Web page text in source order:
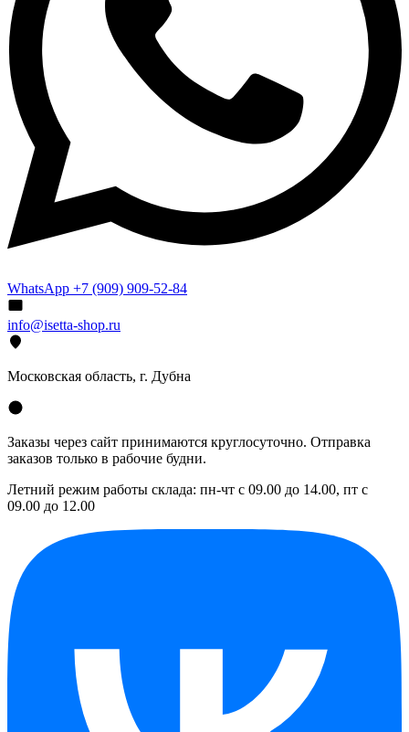
WhatsApp +7 (909) 909-52-84
info@isetta-shop.ru
Московская область, г. Дубна
Заказы через сайт принимаются круглосуточно. Отправка
заказов только в рабочие будни.
Летний режим работы склада: пн-чт с 09.00 до 14.00, пт с
09.00 до 12.00